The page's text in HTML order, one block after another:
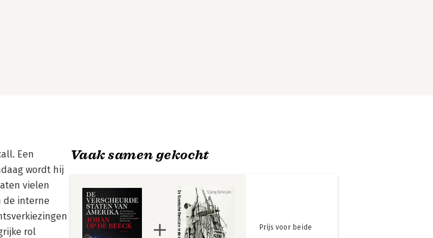
Een
wordt hij
vielen
de interne
rol
Vaak samen gekocht
Prijs voor beide